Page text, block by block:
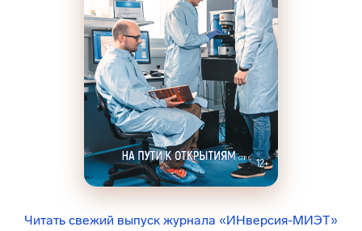
Читать свежий выпуск журнала «ИНверсия-МИЭТ»